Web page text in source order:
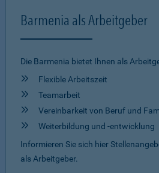
Barmenia als Arbeitgeber
Die Barmenia bietet Ihnen als
Flexible Arbeitszeit
Teamarbeit
Vereinbarkeit von Beruf und
Weiterbildung und -entwicklung
Informieren Sie sich hier
als Arbeitgeber.